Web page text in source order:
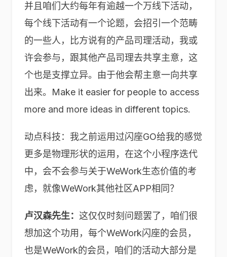
并且咱们大约每年有逾越一个万线下活动，
每个线下活动有一个论题，会招引一个范畴
的一些人，比方说有的产品司理活动，我或
许会参与，跟其他产品司理去共享主意，这
个也是支撑立异。由于他会帮主意一向共享
出来。Make it easier for people to access
more and more ideas in different topics.
动点科技：我之前运用过闪座GO给我的感觉
更多是物理形状的运用，在这个小程序迭代
中，会不会参与关于WeWork生态价值的考
虑，就像WeWork其他社区APP相同？
卢汉森先生： 这仅仅时刻问题罢了，咱们很
想加这个功用，每个WeWork闪座的会员，
也是WeWork的会员，咱们的活动大部分是